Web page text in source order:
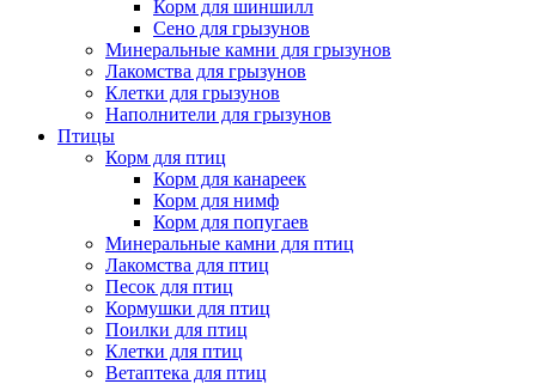
Корм для шиншилл
Сено для грызунов
Минеральные камни для грызунов
Лакомства для грызунов
Клетки для грызунов
Наполнители для грызунов
Птицы
Корм для птиц
Корм для канареек
Корм для нимф
Корм для попугаев
Минеральные камни для птиц
Лакомства для птиц
Песок для птиц
Кормушки для птиц
Поилки для птиц
Клетки для птиц
Ветаптека для птиц